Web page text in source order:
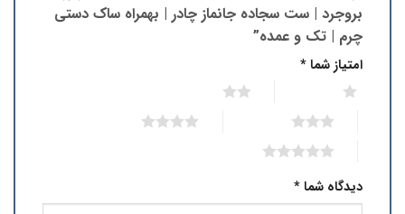
بروجرد | ست سجاده جانماز چادر | بهمراه ساک دستی
چرم | تک و عمده”
امتیاز شما*
دیدگاه شما*